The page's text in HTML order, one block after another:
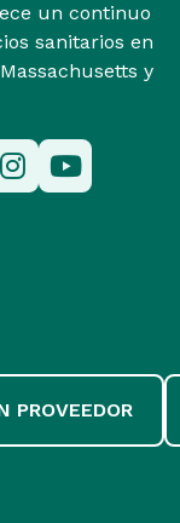
un continuo
sanitarios en
y
PROVEEDOR